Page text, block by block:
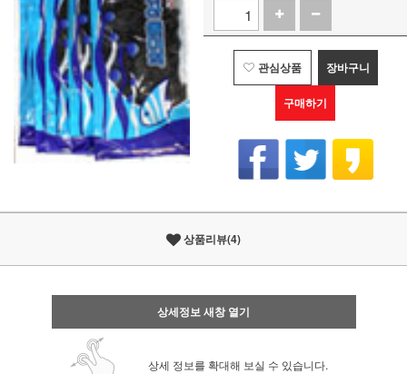
관심상품 장바구니
구매하기
상품리뷰(4)
상세정보 새창 열기
상세 정보를 확대해 보실 수 있습니다.